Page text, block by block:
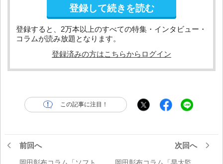
登録して続きを読む
登録すると、2万本以上のすべての特集・インタビュー・
コラムが読み放題となります。
登録済みの方はこちらからログイン
この記事に注目！
前回へ 次回へ